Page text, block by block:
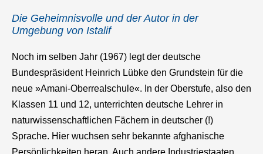
Die Geheimnisvolle und der Autor in der
Umgebung von Istalif
Noch im selben Jahr (1967) legt der deutsche
Bundespräsident Heinrich Lübke den Grundstein für die
neue »Amani-Oberrealschule«. In der Oberstufe, also den
Klassen 11 und 12, unterrichten deutsche Lehrer in
naturwissenschaftlichen Fächern in deutscher (!)
Sprache. Hier wuchsen sehr bekannte afghanische
Persönlichkeiten heran. Auch andere Industriestaaten